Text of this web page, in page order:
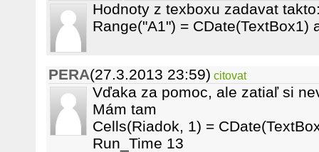
Hodnoty z texboxu zadavat
Range("A1") = CDate(TextBox1)
PERA(27.3.2013 23:59) citovat
Vďaka za pomoc, ale zatiaľ si
Mám tam
Cells(Riadok, 1) =
Run_Time 13